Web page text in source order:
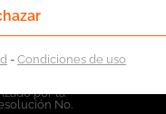
por la
No.
-Condiciones de uso